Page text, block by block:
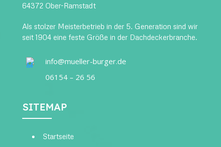
64372 Ober-Ramstadt
Als stolzer Meisterbetrieb in der 5. Generation sind wir
seit 1904 eine feste Größe in der Dachdeckerbranche.
info@mueller-burger.de
06154 – 26 56
SITEMAP
Startseite